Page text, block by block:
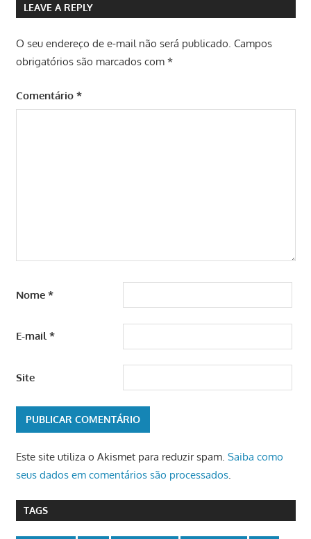
LEAVE A REPLY
O seu endereço de e-mail não será publicado. Campos
obrigatórios são marcados com *
Comentário *
Nome *
E-mail*
Site
Este site utiliza o Akismet para reduzir spam. Saiba como
seus dados em comentários são processados.
TAGS